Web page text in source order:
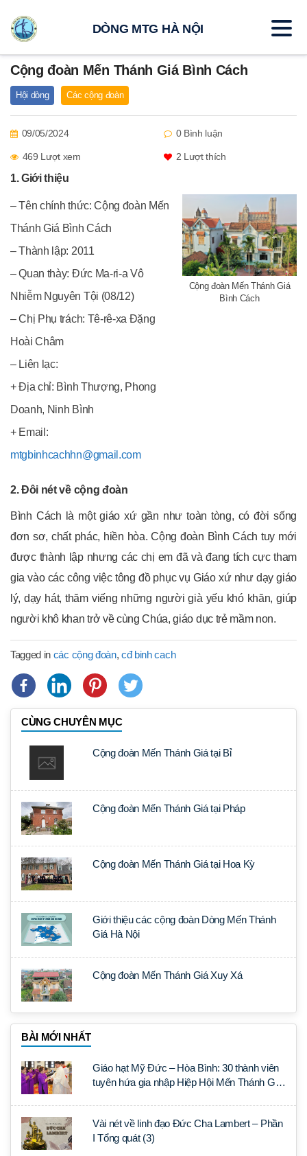
Cộng đoàn Mến Thánh Giá Bình Cách
Hội dòng Các cộng đoàn
09/05/2024 0 Bình luận
469 Lượt xem 2 Lượt thích
1. Giới thiệu
– Tên chính thức: Cộng đoàn Mến
Thánh Giá Bình Cách
– Thành lập: 2011
– Quan thày: Đức Ma-ri-a Vô
Nhiễm Nguyên Tội (08/12)
– Chị Phụ trách: Tê-rê-xa Đặng
Hoài Châm
– Liên lạc:
+ Địa chỉ: Bình Thượng, Phong
Doanh, Ninh Bình
+ Email:
mtgbinhcachhn@gmail.com
Cộng đoàn Mến Thánh Giá
Bình Cách
2. Đôi nét về cộng đoàn
Bình Cách là một giáo xứ gần như toàn tòng, có đời sống
đơn sơ, chất phác, hiền hòa. Cộng đoàn Bình Cách tuy mới
được thành lập nhưng các chị em đã và đang tích cực tham
gia vào các công việc tông đồ phục vụ Giáo xứ như dạy giáo
lý, dạy hát, thăm viếng những người già yếu khó khăn, giúp
người khô khan trở về cùng Chúa, giáo dục trẻ mầm non.
Tagged in các cộng đoàn,cđ binh cach
CÙNG CHUYÊN MỤC
Cộng đoàn Mến Thánh Giá tại Bỉ
Cộng đoàn Mến Thánh Giá tại Pháp
Cộng đoàn Mến Thánh Giá tại Hoa Kỳ
Giới thiệu các cộng đoàn Dòng Mến Thánh
Giá Hà Nội
Cộng đoàn Mến Thánh Giá Xuy Xá
BÀI MỚI NHẤT
Giáo hạt Mỹ Đức – Hòa Bình: 30 thành viên
tuyên hứa gia nhập Hiệp Hội Mến Thánh Giá
Vài nét về linh đạo Đức Cha Lambert – Phần
I Tổng quát (3)
DÒNG MTG HÀ NỘI